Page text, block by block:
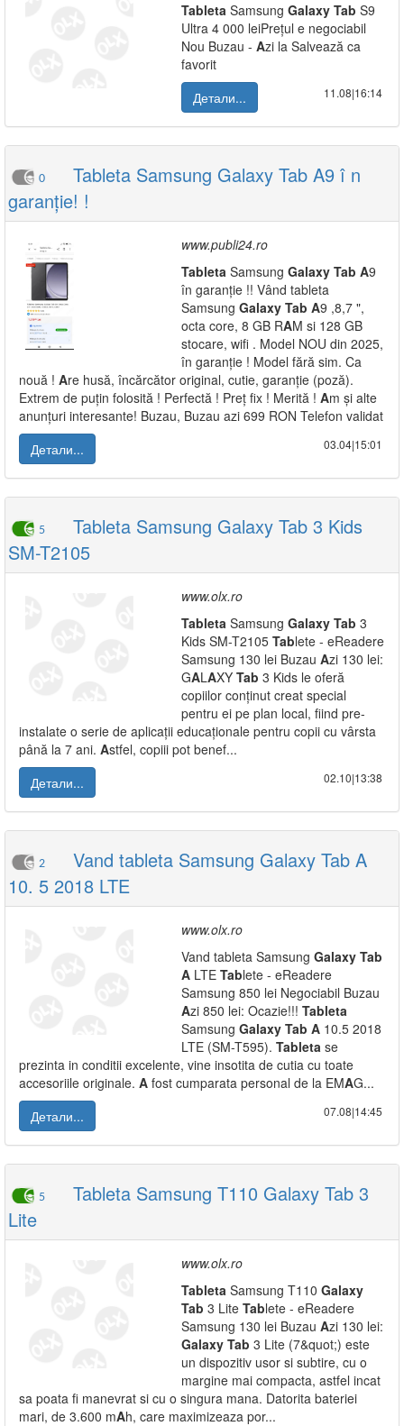
Tableta Samsung Galaxy Tab S9
Ultra 4 000 leiPrețul e negociabil
Nou Buzau - Azi la Salvează ca
favorit
Детали...
11.08|16:14
0
Tableta Samsung Galaxy Tab A9 î n
garanție! !
www.publi24.ro
Tableta Samsung Galaxy Tab A9
în garanție !! Vând tableta
Samsung Galaxy Tab A9 ,8,7 ",
octa core, 8 GB RAM si 128 GB
stocare, wifi . Model NOU din 2025,
în garanție ! Model fără sim. Ca
nouă ! Are husă, încărcător original, cutie, garanție (poză).
Extrem de puțin folosită ! Perfectă ! Preț fix ! Merită ! Am și alte
anunțuri interesante! Buzau, Buzau azi 699 RON Telefon validat
Детали...
03.04|15:01
5
Tableta Samsung Galaxy Tab 3 Kids
SM-T2105
www.olx.ro
Tableta Samsung Galaxy Tab 3
Kids SM-T2105 Tablete - eReadere
Samsung 130 lei Buzau Azi 130 lei:
GALAXY Tab 3 Kids le oferă
copiilor conținut creat special
pentru ei pe plan local, fiind pre-
instalate o serie de aplicații educaționale pentru copii cu vârsta
până la 7 ani. Astfel, copiii pot benef...
Детали...
02.10|13:38
2
Vand tableta Samsung Galaxy Tab A
10. 5 2018 LTE
www.olx.ro
Vand tableta Samsung Galaxy Tab
A LTE Tablete - eReadere
Samsung 850 lei Negociabil Buzau
Azi 850 lei: Ocazie!!! Tableta
Samsung Galaxy Tab A 10.5 2018
LTE (SM-T595). Tableta se
prezinta in conditii excelente, vine insotita de cutia cu toate
accesoriile originale. A fost cumparata personal de la EMAG...
Детали...
07.08|14:45
5
Tableta Samsung T110 Galaxy Tab 3
Lite
www.olx.ro
Tableta Samsung T110 Galaxy
Tab 3 Lite Tablete - eReadere
Samsung 130 lei Buzau Azi 130 lei:
Galaxy Tab 3 Lite (7&quot;) este
un dispozitiv usor si subtire, cu o
margine mai compacta, astfel incat
sa poata fi manevrat si cu o singura mana. Datorita bateriei
mari, de 3.600 mAh, care maximizeaza por...